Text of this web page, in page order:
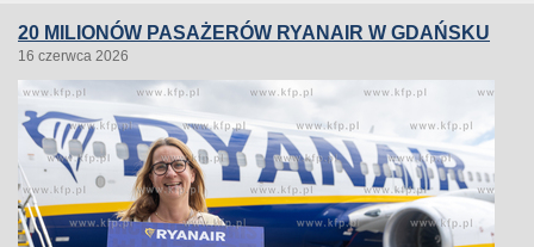
20 MILIONÓW PASAŻERÓW RYANAIR W GDAŃSKU
16 czerwca 2026